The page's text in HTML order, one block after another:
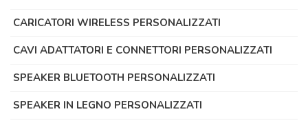
CARICATORI WIRELESS PERSONALIZZATI
CAVI ADATTATORI E CONNETTORI PERSONALIZZATI
SPEAKER BLUETOOTH PERSONALIZZATI
SPEAKER IN LEGNO PERSONALIZZATI